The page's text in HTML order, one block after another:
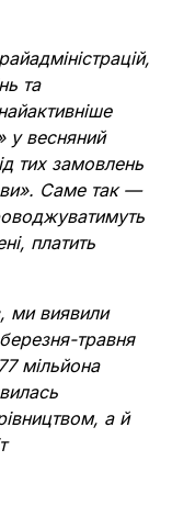
та
у весняний
тих замовлень
Саме так —
платить
ми виявили
травня
мільйона
а й